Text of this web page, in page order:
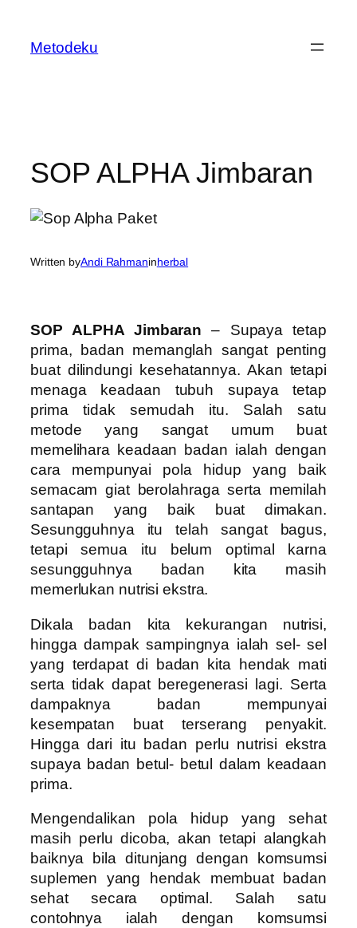
content
Metodeku
SOP ALPHA Jimbaran
Written byAndi Rahmaninherbal
SOP ALPHA Jimbaran – Supaya tetap
prima, badan memanglah sangat penting
buat dilindungi kesehatannya. Akan tetapi
menaga keadaan tubuh supaya tetap
prima tidak semudah itu. Salah satu
metode yang sangat umum buat
memelihara keadaan badan ialah dengan
cara mempunyai pola hidup yang baik
semacam giat berolahraga serta memilah
santapan yang baik buat dimakan.
Sesungguhnya itu telah sangat bagus,
tetapi semua itu belum optimal karna
sesungguhnya badan kita masih
memerlukan nutrisi ekstra.
Dikala badan kita kekurangan nutrisi,
hingga dampak sampingnya ialah sel- sel
yang terdapat di badan kita hendak mati
serta tidak dapat beregenerasi lagi. Serta
dampaknya badan mempunyai
kesempatan buat terserang penyakit.
Hingga dari itu badan perlu nutrisi ekstra
supaya badan betul- betul dalam keadaan
prima.
Mengendalikan pola hidup yang sehat
masih perlu dicoba, akan tetapi alangkah
baiknya bila ditunjang dengan komsumsi
suplemen yang hendak membuat badan
sehat secara optimal. Salah satu
contohnya ialah dengan komsumsi